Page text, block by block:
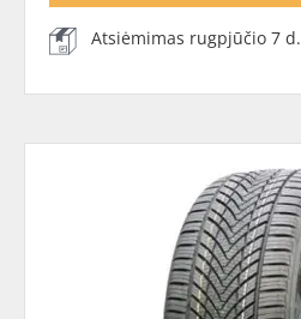
Atsiėmimas rugpjūčio 7 d.